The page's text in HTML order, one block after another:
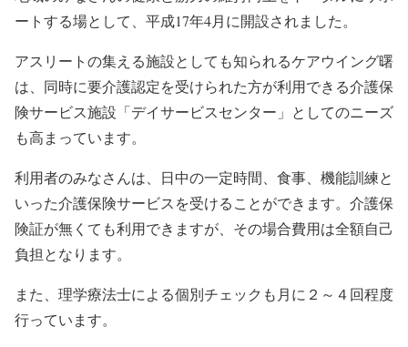
ートする場として、平成17年4月に開設されました。
アスリートの集える施設としても知られるケアウイング曙
は、同時に要介護認定を受けられた方が利用できる介護保
険サービス施設「デイサービスセンター」としてのニーズ
も高まっています。
利用者のみなさんは、日中の一定時間、食事、機能訓練と
いった介護保険サービスを受けることができます。介護保
険証が無くても利用できますが、その場合費用は全額自己
負担となります。
また、理学療法士による個別チェックも月に２～４回程度
行っています。